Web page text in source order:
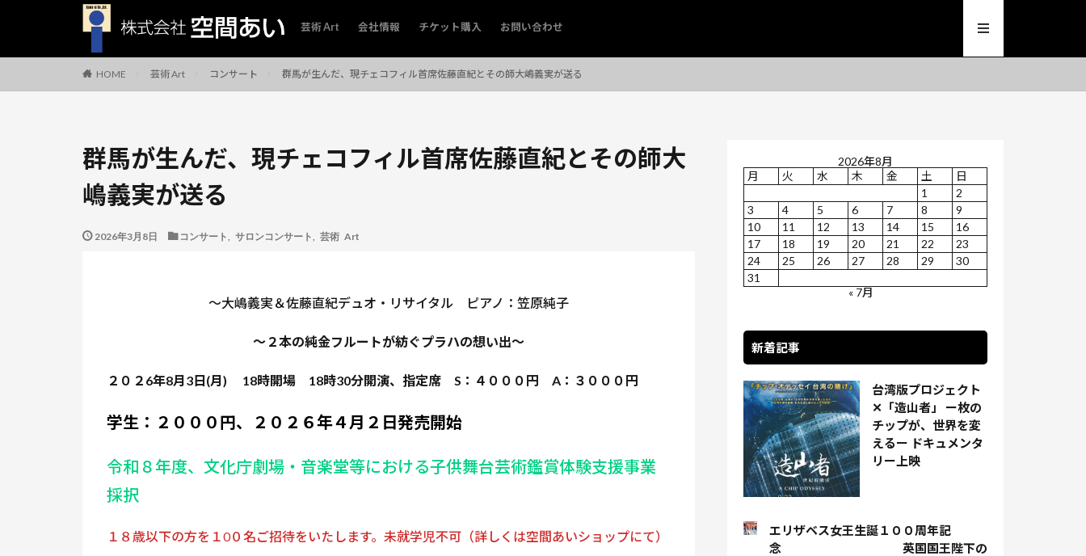
芸術 Art 会社情報 チケット購入 お問い合わせ
HOME 芸術 Art コンサート 群馬が生んだ、現チェコフィル首席佐藤直紀とその師大嶋義実が送る
群馬が生んだ、現チェコフィル首席佐藤直紀とその師大
嶋義実が送る
2026年3月8日 コンサート サロンコンサート 芸術 Art
～大嶋義実＆佐藤直紀デュオ・リサイタル ピアノ：笠原純子
～２本の純金フルートが紡ぐプラハの想い出～
２０２ 6年8月3日(月) 18時開場 18時30分開演、指定席 S ：４０００ 円 A ：３０００ 円
学生：２０００円、２０２６年４月２日発売開始
令和８年度、文化庁劇場・音楽堂等における子供舞台芸術鑑賞体験支援事業
採択
１８歳以下の方を１0０名ご招待をいたします。未就学児不可（詳しくは空間あいショップにて）
2026年8月
月
火 水 木 金 土
日
1
2
3
4 5 6 7 8
9
10
11 12 13 14 15
16
17
18 19 20 21 22
23
24
25 26 27 28 29
30
31
« 7月
新着記事
台湾版プロジェクト
✕「造山者」 ー枚の
チップが、世界を変
えるー ドキュメンタ
リー上映
エリザベス女王生誕１００周年記
念 英国国王陛下の